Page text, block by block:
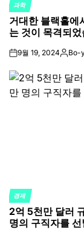
POSTED
IN
과학
거대한 블랙홀에
는 것이 목격되
on9월 19, 2024Posted
Bo-
POSTED
IN
경제
2억 5천만 달러
명의 구직자를